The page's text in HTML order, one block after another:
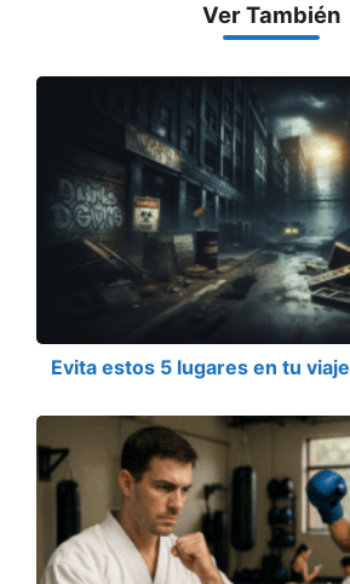
Ver También
Evita estos 5 lugares en tu viaje